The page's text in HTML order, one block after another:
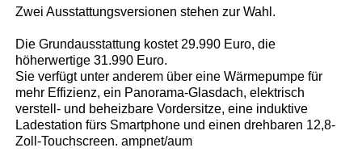
Zwei Ausstattungsversionen stehen zur Wahl.
Die Grundausstattung kostet 29.990 Euro, die
höherwertige 31.990 Euro.
Sie verfügt unter anderem über eine Wärmepumpe für
mehr Effizienz, ein Panorama-Glasdach, elektrisch
verstell- und beheizbare Vordersitze, eine induktive
Ladestation fürs Smartphone und einen drehbaren 12,8-
Zoll-Touchscreen. ampnet/aum